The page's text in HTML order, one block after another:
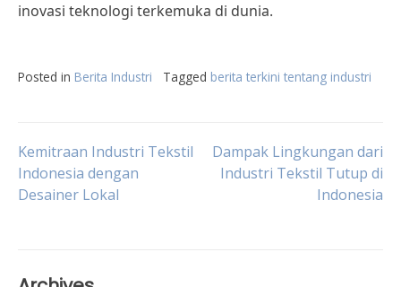
inovasi teknologi terkemuka di dunia.
Posted in Berita Industri Tagged berita terkini tentang industri
Post
navigation
Kemitraan Industri Tekstil
Indonesia dengan
Desainer Lokal
Dampak Lingkungan dari
Industri Tekstil Tutup di
Indonesia